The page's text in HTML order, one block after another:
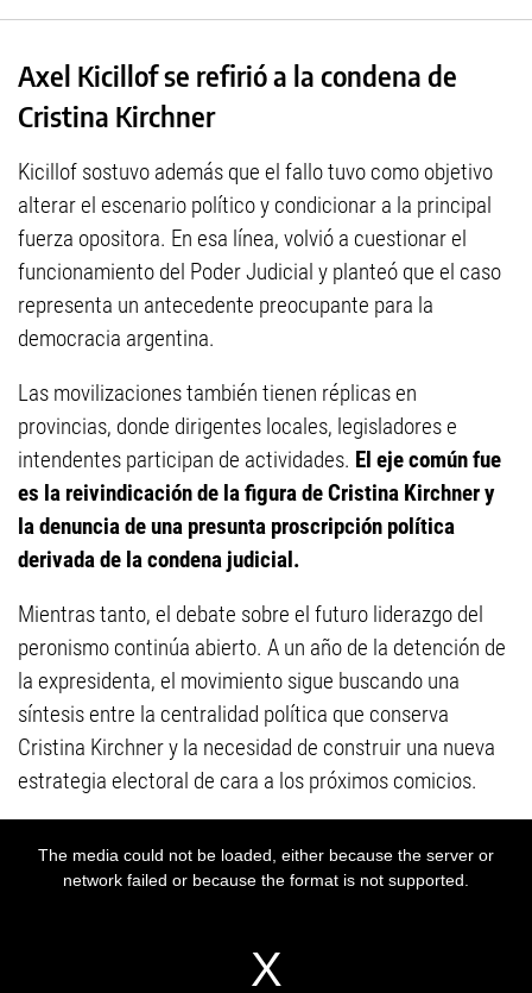
Axel Kicillof se refirió a la condena de
Cristina Kirchner
Kicillof sostuvo además que el fallo tuvo como objetivo
alterar el escenario político y condicionar a la principal
fuerza opositora. En esa línea, volvió a cuestionar el
funcionamiento del Poder Judicial y planteó que el caso
representa un antecedente preocupante para la
democracia argentina.
Las movilizaciones también tienen réplicas en
provincias, donde dirigentes locales, legisladores e
intendentes participan de actividades. El eje común fue
es la reivindicación de la figura de Cristina Kirchner y
la denuncia de una presunta proscripción política
derivada de la condena judicial.
Mientras tanto, el debate sobre el futuro liderazgo del
peronismo continúa abierto. A un año de la detención de
la expresidenta, el movimiento sigue buscando una
síntesis entre la centralidad política que conserva
Cristina Kirchner y la necesidad de construir una nueva
estrategia electoral de cara a los próximos comicios.